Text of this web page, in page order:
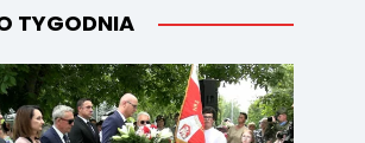
TYGODNIA